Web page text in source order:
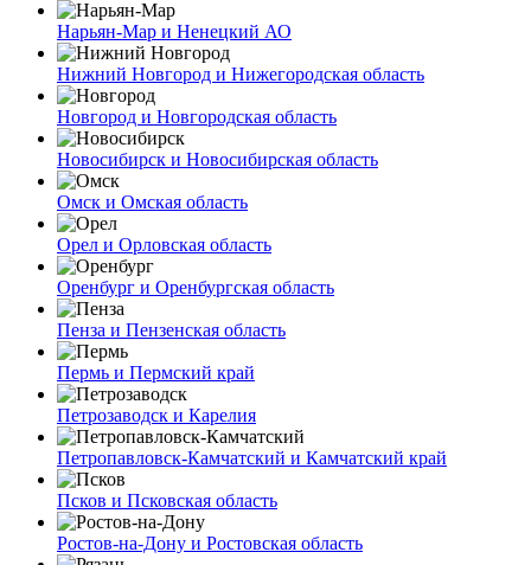
Нарьян-Мар и Ненецкий АО
Нижний Новгород и Нижегородская область
Новгород и Новгородская область
Новосибирск и Новосибирская область
Омск и Омская область
Орел и Орловская область
Оренбург и Оренбургская область
Пенза и Пензенская область
Пермь и Пермский край
Петрозаводск и Карелия
Петропавловск-Камчатский и Камчатский край
Псков и Псковская область
Ростов-на-Дону и Ростовская область